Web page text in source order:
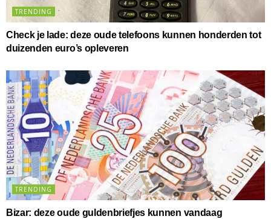
TRENDING
Check je lade: deze oude telefoons kunnen honderden tot
duizenden euro’s opleveren
TRENDING
Bizar: deze oude guldenbriefjes kunnen vandaag